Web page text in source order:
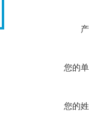
您的
您的